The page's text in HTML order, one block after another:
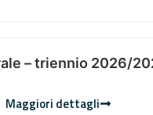
– triennio 2026/
Maggiori dettagli